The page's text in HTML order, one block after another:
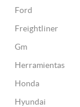
Ford
Freightliner
Gm
Herramientas
Honda
Hyundai